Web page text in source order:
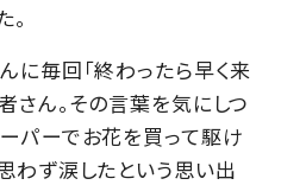
に毎回「終わったら早く来
さん。その言葉を気にしつ
パーでお花を買って駆け
わず涙したという思い出